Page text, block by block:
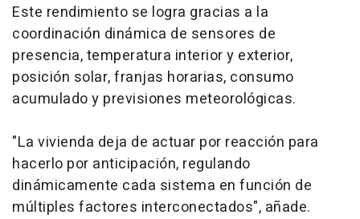
Este rendimiento se logra gracias a la
coordinación dinámica de sensores de
presencia, temperatura interior y exterior,
posición solar, franjas horarias, consumo
acumulado y previsiones meteorológicas.
"La vivienda deja de actuar por reacción para
hacerlo por anticipación, regulando
dinámicamente cada sistema en función de
múltiples factores interconectados", añade.